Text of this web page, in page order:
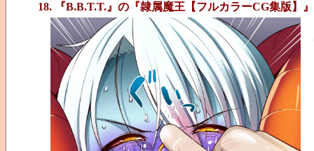
18. 『B.B.T.T.』の『隷属魔王【フルカラーCG集版】